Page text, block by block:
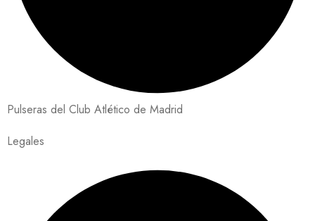
Pulseras del Club Atlético de Madrid
Legales